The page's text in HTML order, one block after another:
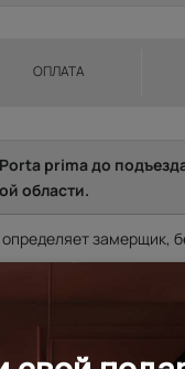
ОПЛАТА
prima до
области.
замерщик,
городок и др. (15